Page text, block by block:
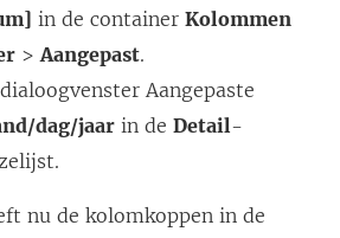
in de container Kolommen
>Aangepast.
Aangepaste
dag/jaar in de Detail-
nu de kolomkoppen in de